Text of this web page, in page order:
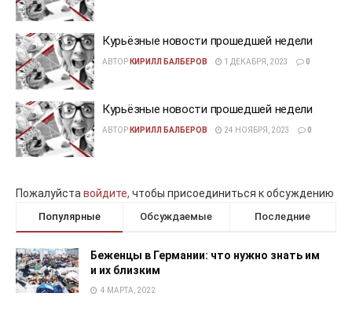
Курьёзные новости прошедшей недели
АВТОР КИРИЛЛ БАЛБЕРОВ 1 ДЕКАБРЯ, 2023 0
Курьёзные новости прошедшей недели
АВТОР КИРИЛЛ БАЛБЕРОВ 24 НОЯБРЯ, 2023 0
Пожалуйставойдите, чтобы присоединиться к обсуждению
Популярные Обсуждаемые Последние
Беженцы в Германии: что нужно знать им
и их близким
4 МАРТА, 2022